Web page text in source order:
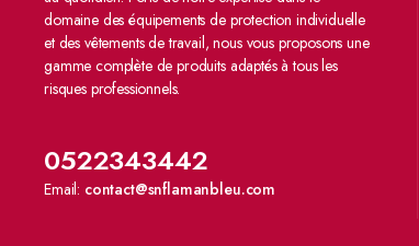
domaine des équipements de protection individuelle
et des vêtements de travail, nous vous proposons une
gamme complète de produits adaptés à tous les
risques professionnels.
0522343442
Email: contact@snflamanbleu.com